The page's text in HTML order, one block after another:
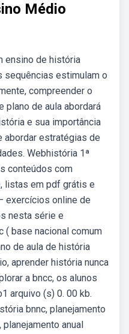
Médio
ensino de história
sequências estimulam o
compreender o
plano de aula abordará
e sua importância
abordar estratégias de
Webhistória 1ª
conteúdos com
listas em pdf grátis e
exercícios online de
nesta série e
( base nacional comum
de aula de história
aprender história nunca
a bncc, os alunos
arquivo (s) 0. 00 kb.
bnnc, planejamento
planejamento anual